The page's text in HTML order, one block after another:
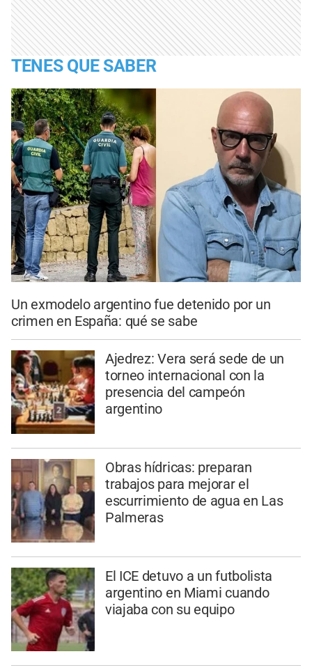
TENES QUE SABER
Un exmodelo argentino fue detenido por un
crimen en España: qué se sabe
Ajedrez: Vera será sede de un
torneo internacional con la
presencia del campeón
argentino
Obras hídricas: preparan
trabajos para mejorar el
escurrimiento de agua en Las
Palmeras
El ICE detuvo a un futbolista
argentino en Miami cuando
viajaba con su equipo